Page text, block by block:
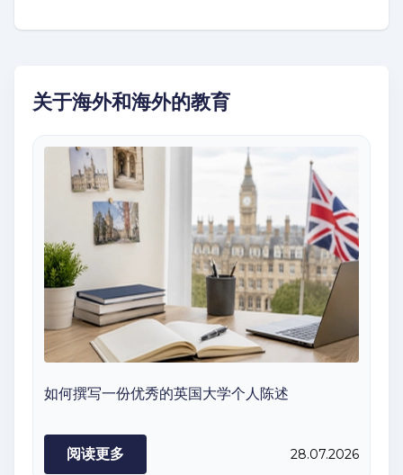
关于海外和海外的教育
如何撰写一份优秀的英国大学个人陈述
阅读更多 28.07.2026